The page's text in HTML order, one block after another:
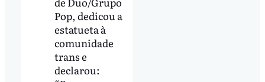
Pop, dedicou a
estatueta à
comunidade
trans e
declarou: